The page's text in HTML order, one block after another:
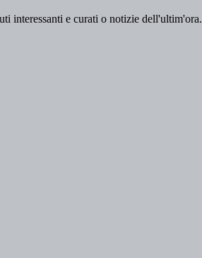
interessanti e curati o notizie dell'ultim'ora.